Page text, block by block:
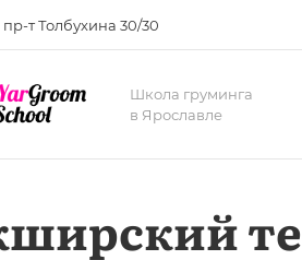
пр-т Толбухина 30/30
Школа груминга
в Ярославле